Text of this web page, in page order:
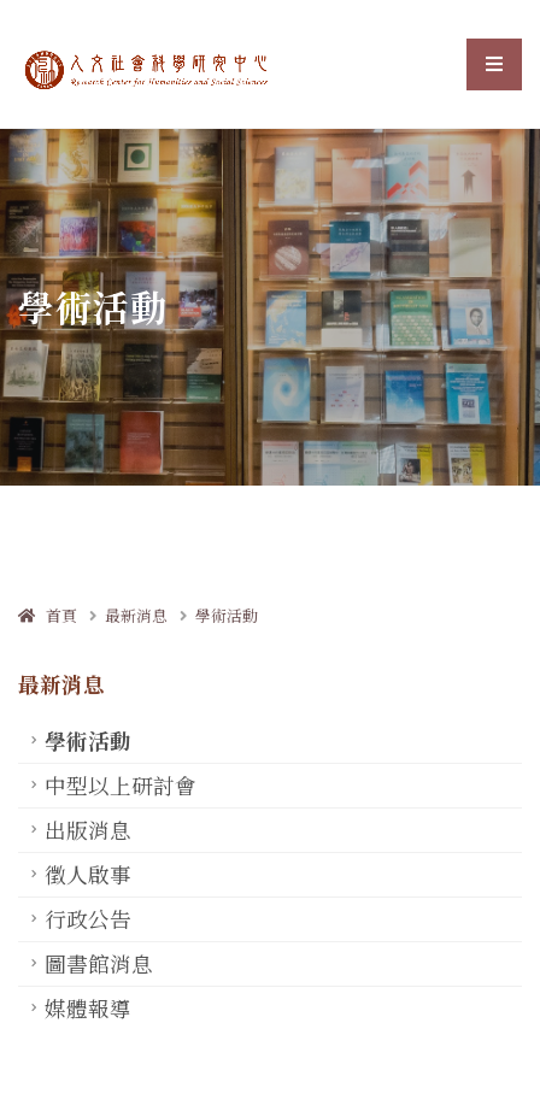
中央研究院人文社會科選
:::
學術活動
首頁 最新消息 學術活動
最新消息
學術活動
中型以上研討會
出版消息
徵人啟事
行政公告
圖書館消息
媒體報導